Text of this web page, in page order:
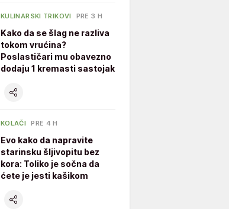
KULINARSKI TRIKOVI PRE 3 H
Kako da se šlag ne razliva
tokom vrućina?
Poslastičari mu obavezno
dodaju 1 kremasti sastojak
KOLAČI PRE 4 H
Evo kako da napravite
starinsku šljivopitu bez
kora: Toliko je sočna da
ćete je jesti kašikom